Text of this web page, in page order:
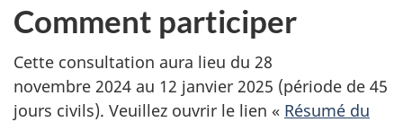
Comment participer
Cette consultation aura lieu du 28
novembre 2024 au 12 janvier 2025 (période de 45
jours civils). Veuillez ouvrir le lien « Résumé du